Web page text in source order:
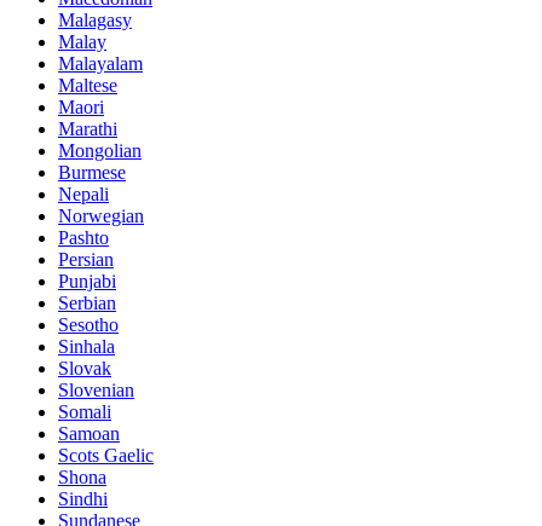
Malagasy
Malay
Malayalam
Maltese
Maori
Marathi
Mongolian
Burmese
Nepali
Norwegian
Pashto
Persian
Punjabi
Serbian
Sesotho
Sinhala
Slovak
Slovenian
Somali
Samoan
Scots Gaelic
Shona
Sindhi
Sundanese